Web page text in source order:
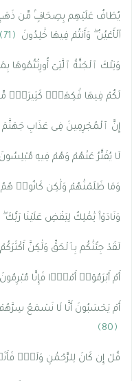
يُطَافُ عَلَيْهِم بِصِحَافٍۢ مِّن ذَهَبٍۢ
ٱلْأَعْيُنُ ۖ وَأَنتُمْ فِيهَا خَٰلِدُونَ
﴿71﴾
وَتِلْكَ ٱلْجَنَّةُ ٱلَّتِىٓ أُورِثْتُمُوهَا
لَكُمْ فِيهَا فَٰكِهَةٌۭ كَثِيرَةٌۭ
إِنَّ ٱلْمُجْرِمِينَ فِى عَذَابِ جَهَنَّمَ
لَا يُفَتَّرُ عَنْهُمْ وَهُمْ فِيهِ مُبْلِسُونَ
وَمَا ظَلَمْنَٰهُمْ وَلَٰكِن كَانُوا۟
وَنَادَوْا۟ يَٰمَٰلِكُ لِيَقْضِ عَلَيْنَا رَبُّكَ
لَقَدْ جِئْنَٰكُم بِٱلْحَقِّ وَلَٰكِنَّ
أَمْ أَبْرَمُوٓا۟ أَمْرًۭا فَإِنَّا مُبْرِمُونَ
أَمْ يَحْسَبُونَ أَنَّا لَا نَسْمَعُ سِرَّهُمْ
﴿80﴾
قُلْ إِن كَانَ لِلرَّحْمَٰنِ وَلَدٌۭ